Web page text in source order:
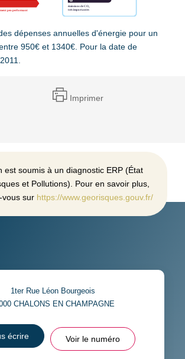
dépenses annuelles d'énergie pour un
950€ et 1340€. Pour la date de
Imprimer
est soumis à un diagnostic ERP (État
et Pollutions). Pour en savoir plus,
vous sur https://www.georisques.gouv.fr/
1ter Rue Léon Bourgeois
CHALONS EN CHAMPAGNE
écrire Voir le numéro